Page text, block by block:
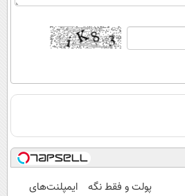
پولت و فقط نگه
ایمپلنت‌های